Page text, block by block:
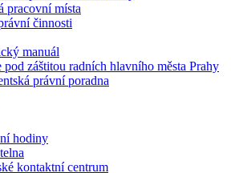
pracovní místa
činnosti
manuál
pod záštitou radních hlavního města Prahy
právní poradna
hodiny
kontaktní centrum